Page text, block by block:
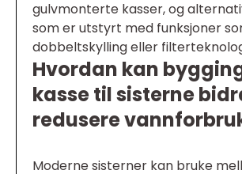
gulvmonterte kasser, og
som er utstyrt med funksjoner
dobbeltskylling eller
Hvordan kan
kasse til sisterne
redusere
Moderne sisterner kan bruke